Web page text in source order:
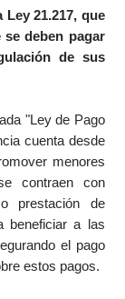
21.217, que
deben pagar
de sus
"Ley de Pago
cuenta desde
menores
contraen con
prestación de
beneficiar a las
el pago
estos pagos.